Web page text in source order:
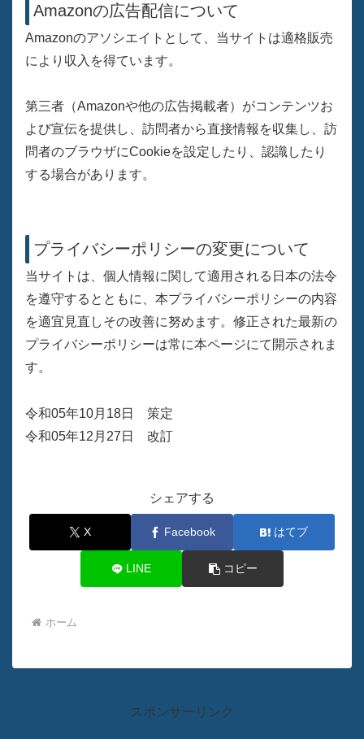
Amazonの広告配信について
Amazonのアソシエイトとして、当サイトは適格販売
により収入を得ています。
第三者（Amazonや他の広告掲載者）がコンテンツお
よび宣伝を提供し、訪問者から直接情報を収集し、訪
問者のブラウザにCookieを設定したり、認識したり
する場合があります。
プライバシーポリシーの変更について
当サイトは、個人情報に関して適用される日本の法令
を遵守するとともに、本プライバシーポリシーの内容
を適宜見直しその改善に努めます。修正された最新の
プライバシーポリシーは常に本ページにて開示されま
す。
令和05年10月18日 策定
令和05年12月27日 改訂
シェアする
X Facebook はてブ
LINE コピー
ホーム
スポンサーリンク